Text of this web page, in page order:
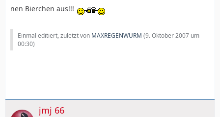
nen Bierchen aus!!!
Einmal editiert, zuletzt von MAXREGENWURM (9. Oktober 2007 um
00:30)
jmj 66